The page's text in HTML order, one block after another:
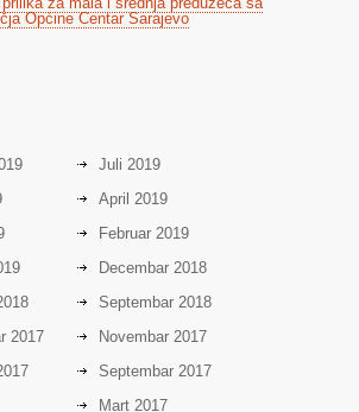
Općine Centar Sarajevo
Juli 2019
April 2019
Februar 2019
Decembar 2018
Septembar 2018
2017
Novembar 2017
Septembar 2017
Mart 2017